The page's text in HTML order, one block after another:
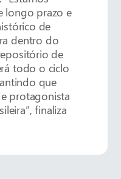
longo prazo e
de
dentro do
de
todo o ciclo
que
protagonista
finaliza